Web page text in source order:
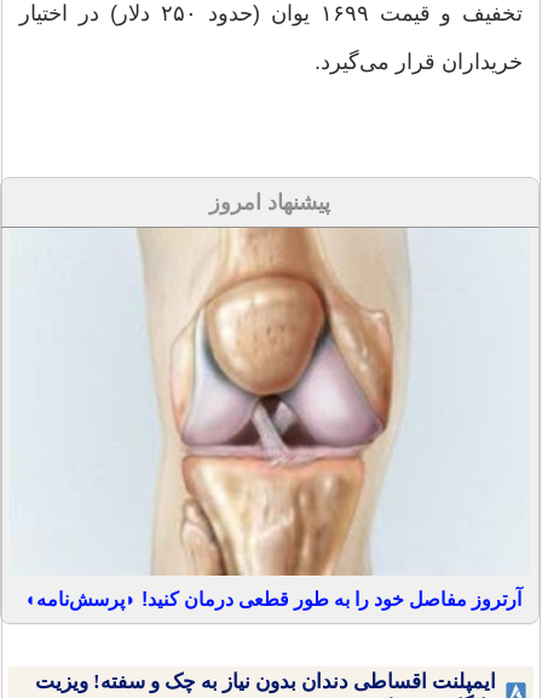
تخفیف و قیمت ۱۶۹۹ یوان (حدود ۲۵۰ دلار) در اختیار
خریداران قرار می‌گیرد.
پیشنهاد امروز
آرتروز مفاصل خود را به طور قطعی درمان کنید! ◗پرسش‌نامه◖
ایمپلنت اقساطی دندان بدون نیاز به چک و سفته! ویزیت